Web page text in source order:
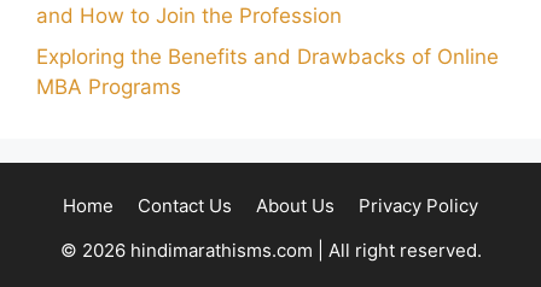
and How to Join the Profession
Exploring the Benefits and Drawbacks of Online
MBA Programs
Home Contact Us About Us
Privacy Policy
© 2026 hindimarathisms.com | All right reserved.